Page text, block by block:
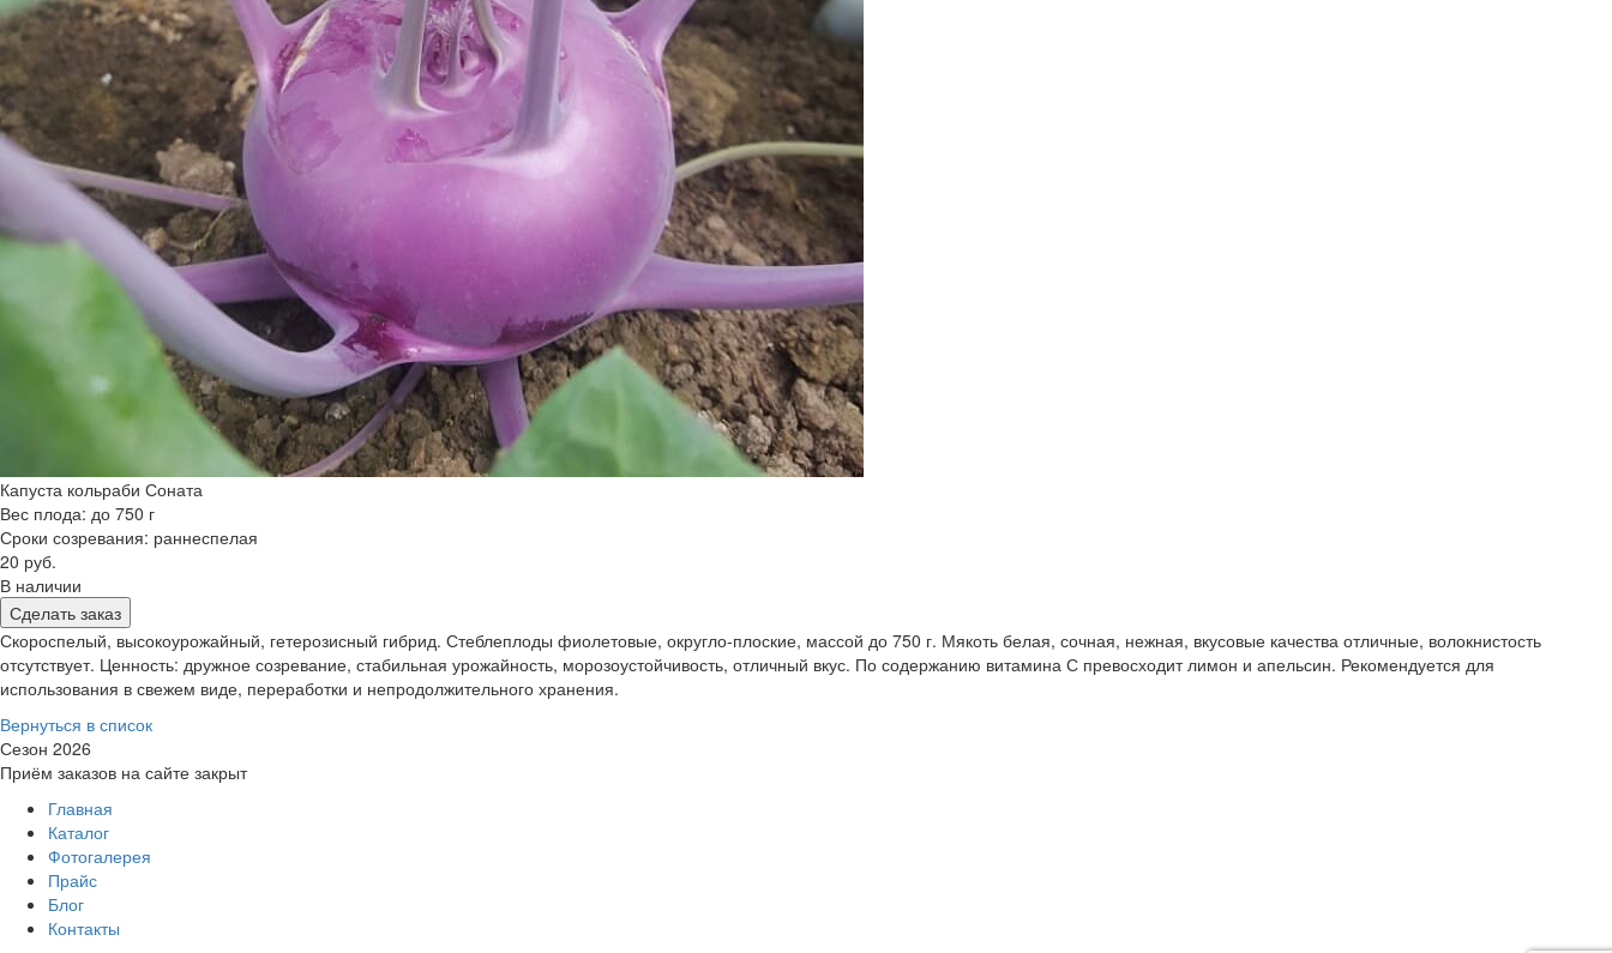
Капуста кольраби Соната
Вес плода: до 750 г
Сроки созревания: раннеспелая
20 руб.
В наличии
Сделать заказ
Скороспелый, высокоурожайный, гетерозисный гибрид. Стеблеплоды фиолетовые, округло-плоские, массой до 750 г. Мякоть белая, сочная, нежная, вкусовые качества отличные, волокнистость
отсутствует. Ценность: дружное созревание, стабильная урожайность, морозоустойчивость, отличный вкус. По содержанию витамина С превосходит лимон и апельсин. Рекомендуется для
использования в свежем виде, переработки и непродолжительного хранения.
Вернуться в список
Сезон 2026
Приём заказов на сайте закрыт
Главная
Каталог
Фотогалерея
Прайс
Блог
Контакты